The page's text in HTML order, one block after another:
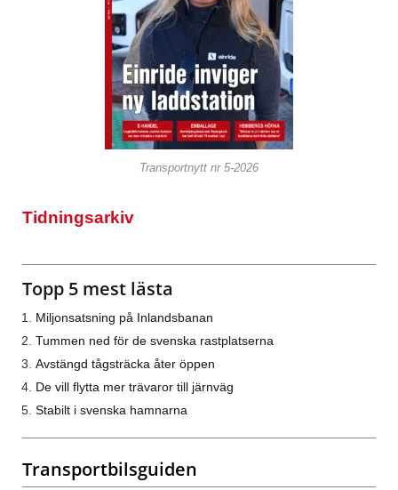
Transportnytt nr 5-2026
Tidningsarkiv
Topp 5 mest lästa
Miljonsatsning på Inlandsbanan
Tummen ned för de svenska rastplatserna
Avstängd tågsträcka åter öppen
De vill flytta mer trävaror till järnväg
Stabilt i svenska hamnarna
Transportbilsguiden